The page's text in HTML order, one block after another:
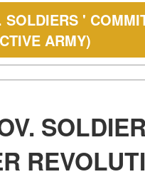
SOLDIERS '
ARMY)